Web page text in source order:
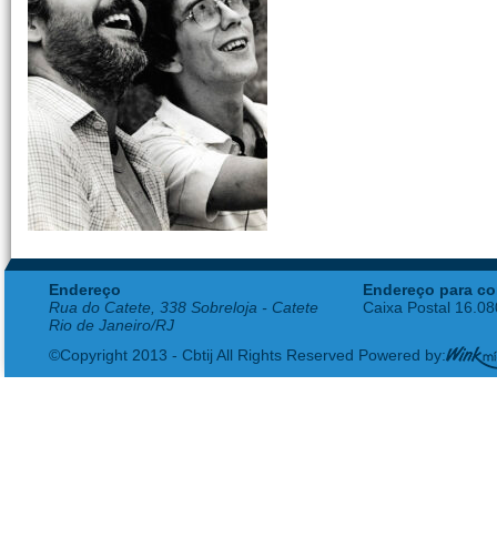
Endereço
Rua do Catete, 338 Sobreloja - Catete
Rio de Janeiro/RJ
Endereço para
Caixa Postal
©Copyright 2013 - Cbtij All Rights Reserved Powered by: